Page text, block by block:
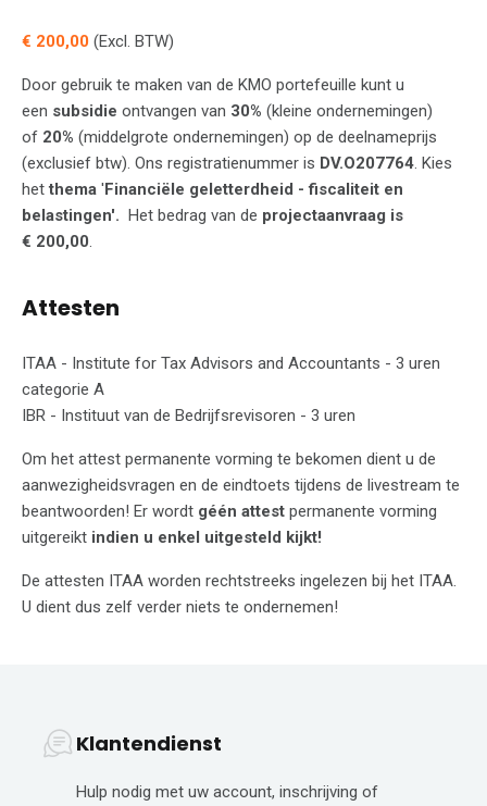
€ 200,00 (Excl. BTW)
Door gebruik te maken van de KMO portefeuille kunt u
een subsidie ontvangen van 30% (kleine ondernemingen)
of 20% (middelgrote ondernemingen) op de deelnameprijs
(exclusief btw). Ons registratienummer is DV.O207764 . Kies
hetthema 'Financiële geletterdheid - fiscaliteit en
belastingen'. Het bedrag van de projectaanvraag is
€ 200,00
Attesten
ITAA - Institute for Tax Advisors and Accountants - 3 uren
categorie A
IBR - Instituut van de Bedrijfsrevisoren - 3 uren
Om het attest permanente vorming te bekomen dient u de
aanwezigheidsvragen en de eindtoets tijdens de livestream te
beantwoorden! Er wordt géén attest permanente vorming
uitgereikt indien u enkel uitgesteld kijkt!
De attesten ITAA worden rechtstreeks ingelezen bij het ITAA.
U dient dus zelf verder niets te ondernemen!
Klantendienst
Hulp nodig met uw account, inschrijving of